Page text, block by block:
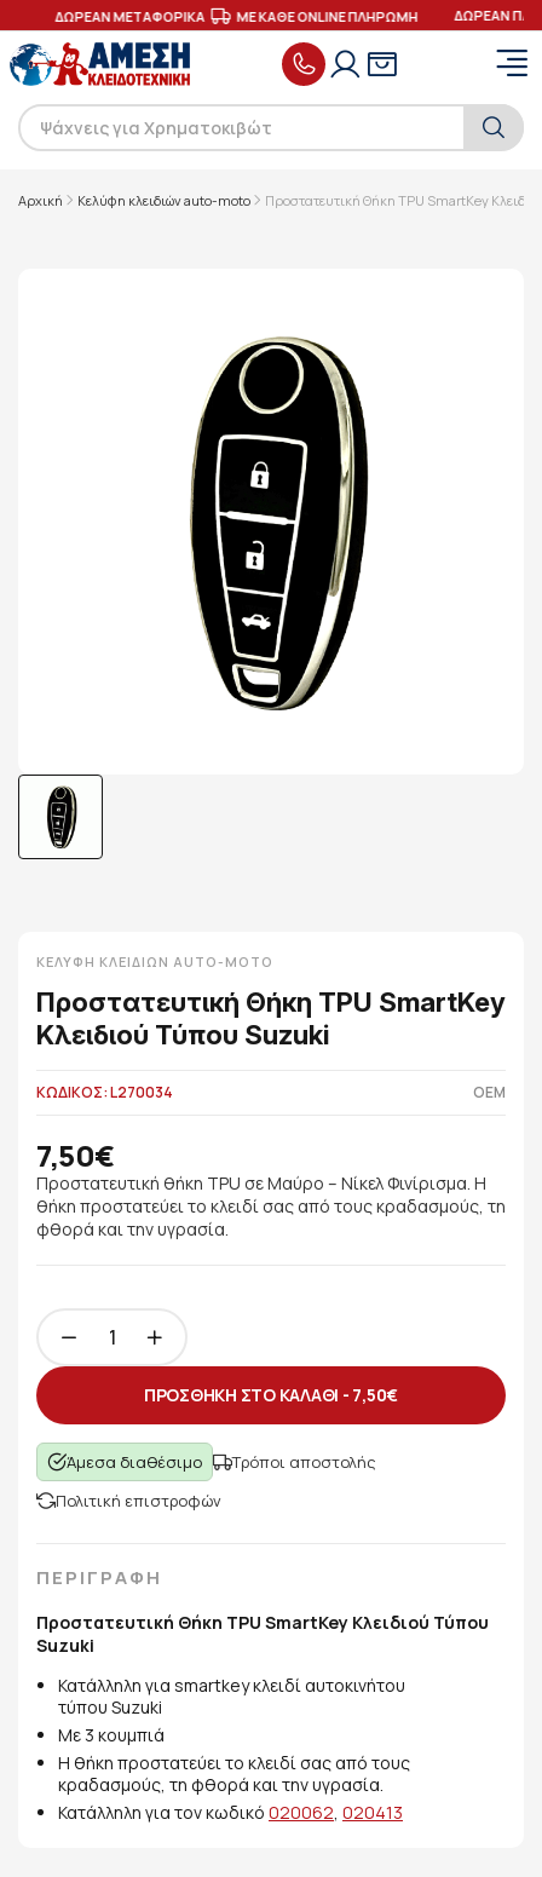
ΔΩΡΕΑΝ ΜΕΤΑΦΟΡΙΚΑ ΜΕ ΚΑΘΕ ONLINE ΠΛΗΡΩΜΗ ΔΩΡΕΑΝ
Αρχική Κελύφη κλειδιών auto-moto Προστατευτική Θήκη TPU SmartKey
ΚΕΛΎΦΗ ΚΛΕΙΔΙΏΝ AUTO-MOTO
Προστατευτική Θήκη TPU SmartKey
Κλειδιού Τύπου Suzuki
ΚΩΔΙΚΟΣ: L270034 OEM
7,50€
Προστατευτική θήκη TPU σε Μαύρο – Νίκελ Φινίρισμα. Η
θήκη προστατεύει το κλειδί σας από τους κραδασμούς, τη
φθορά και την υγρασία.
ΠΡΟΣΘΗΚΗ ΣΤΟ ΚΑΛΑΘΙ - 7,50€
Άμεσα διαθέσιμο
Τρόποι αποστολής
Πολιτική επιστροφών
ΠΕΡΙΓΡΑΦΗ
Προστατευτική Θήκη TPU SmartKey Κλειδιού Τύπου
Suzuki
Κατάλληλη για smartkey κλειδί αυτοκινήτου
τύπου Suzuki
Με 3 κουμπιά
Η θήκη προστατεύει το κλειδί σας από τους
κραδασμούς, τη φθορά και την υγρασία.
Κατάλληλη για τον κωδικό 020062, 020413